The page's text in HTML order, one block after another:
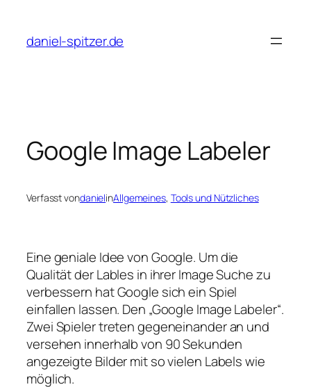
springen
daniel-spitzer.de
Google Image Labeler
Verfasst vondanielinAllgemeines, Tools und Nützliches
Eine geniale Idee von Google. Um die
Qualität der Lables in ihrer Image Suche zu
verbessern hat Google sich ein Spiel
einfallen lassen. Den „Google Image Labeler“.
Zwei Spieler treten gegeneinander an und
versehen innerhalb von 90 Sekunden
angezeigte Bilder mit so vielen Labels wie
möglich.